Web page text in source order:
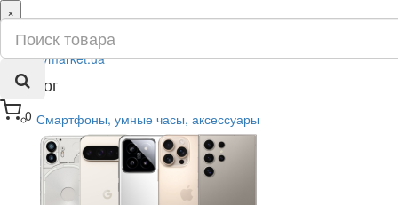
0
×
ru
ua
Каталог
Смартфоны, умные часы, аксессуары